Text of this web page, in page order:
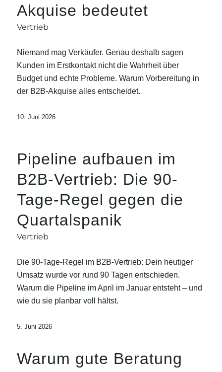
Akquise bedeutet
Vertrieb
Niemand mag Verkäufer. Genau deshalb sagen
Kunden im Erstkontakt nicht die Wahrheit über
Budget und echte Probleme. Warum Vorbereitung in
der B2B-Akquise alles entscheidet.
10. Juni 2026
Pipeline aufbauen im
B2B-Vertrieb: Die 90-
Tage-Regel gegen die
Quartalspanik
Vertrieb
Die 90-Tage-Regel im B2B-Vertrieb: Dein heutiger
Umsatz wurde vor rund 90 Tagen entschieden.
Warum die Pipeline im April im Januar entsteht – und
wie du sie planbar voll hältst.
5. Juni 2026
Warum gute Beratung